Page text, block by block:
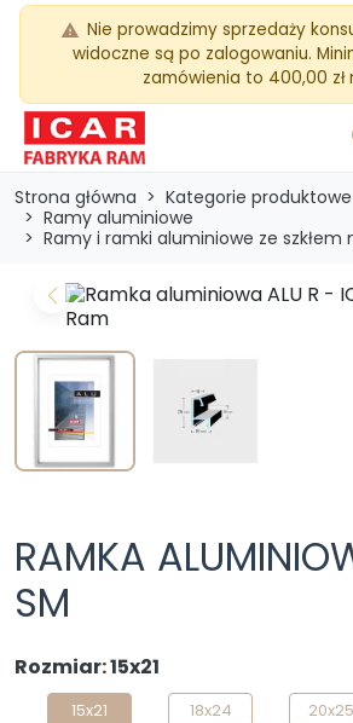
warning Nie prowadzimy sprzedaży
widoczne są po zalogowaniu.
zamówienia to 400,00 zł
Strona główna
Kategorie produktowe
Ramy aluminiowe
Ramy i ramki aluminiowe ze szkłem
Previous
RAMKA
SM
Rozmiar: 15x21
15x21 18x24 20x25